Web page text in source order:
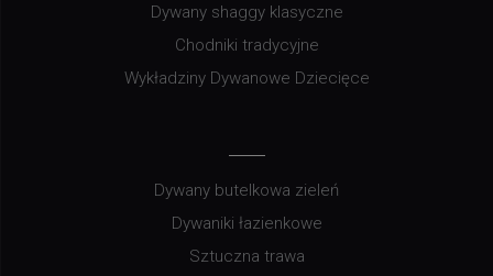
Dywany shaggy klasyczne
Chodniki tradycyjne
Wykładziny Dywanowe Dziecięce
Dywany butelkowa zieleń
Dywaniki łazienkowe
Sztuczna trawa